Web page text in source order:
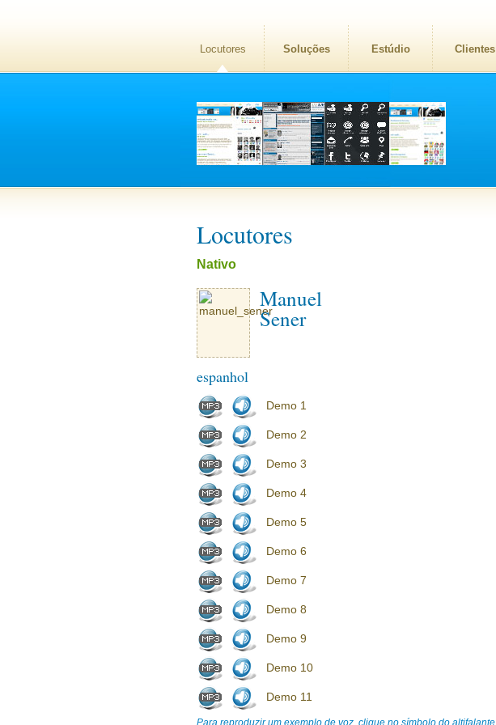
Locutores Soluções Estúdio Clientes
Locutores
Nativo
Manuel
Sener
espanhol
Demo 1
Demo 2
Demo 3
Demo 4
Demo 5
Demo 6
Demo 7
Demo 8
Demo 9
Demo 10
Demo 11
Para reproduzir um exemplo de voz, clique no símbolo do altifalante